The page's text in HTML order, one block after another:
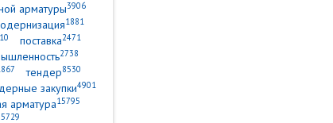
арматуры3906
1881
поставка2471
2738
тендер8530
закупки4901
арматура15795
5729